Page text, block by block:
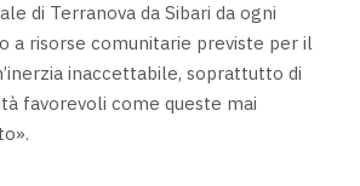
di Terranova da Sibari da ogni
a risorse comunitarie previste per il
inaccettabile, soprattutto di
favorevoli come queste mai